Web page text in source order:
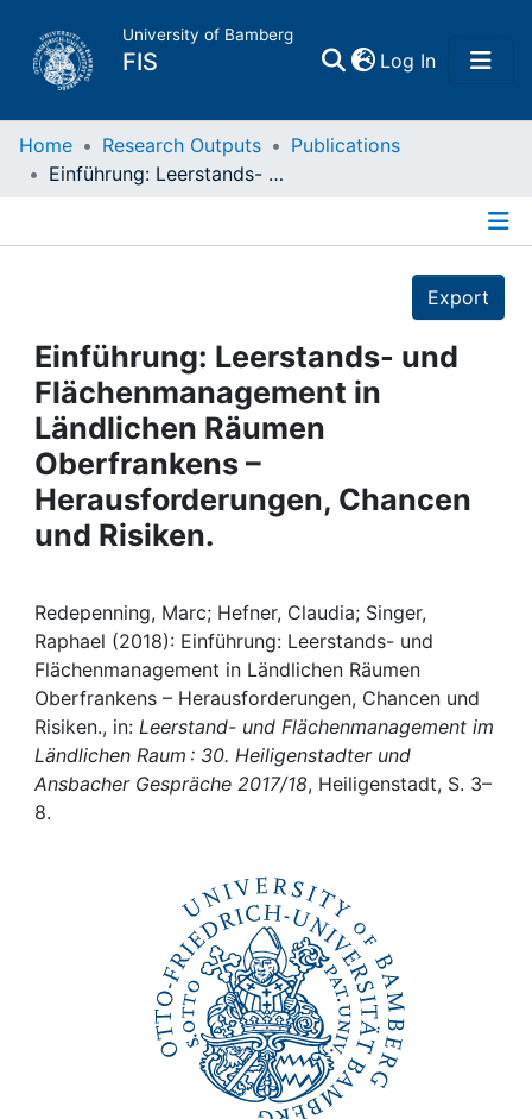
University of Bamberg
FIS Log In(current)
Home
Projects
People
Institutions
Awards
Help
Home Research Outputs
Publications
Einführung: Leerstands- und Flächenmanagement in Ländlichen Räumen Oberfrankens – Herausforderungen, Chancen und Risiken.
Export
Einführung: Leerstands- und
Flächenmanagement in
Ländlichen Räumen
Oberfrankens –
Herausforderungen, Chancen
und Risiken.
Redepenning, Marc; Hefner, Claudia; Singer,
Raphael (2018): Einführung: Leerstands- und
Flächenmanagement in Ländlichen Räumen
Oberfrankens – Herausforderungen, Chancen und
Risiken., in: Leerstand- und Flächenmanagement im
Ländlichen Raum : 30. Heiligenstadter und
Ansbacher Gespräche 2017/18, Heiligenstadt, S. 3–
8.